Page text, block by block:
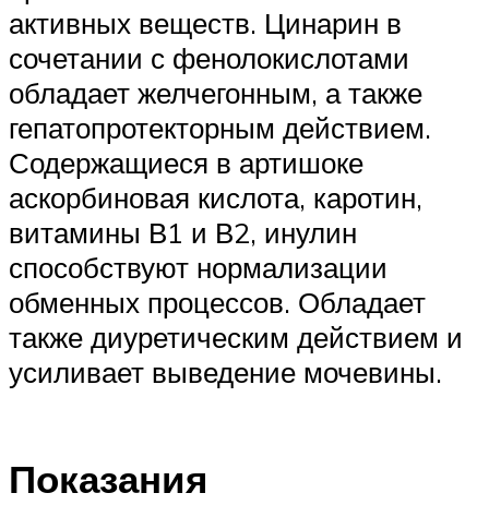
активных веществ. Цинарин в
сочетании с фенолокислотами
обладает желчегонным, а также
гепатопротекторным действием.
Содержащиеся в артишоке
аскорбиновая кислота, каротин,
витамины В1 и В2, инулин
способствуют нормализации
обменных процессов. Обладает
также диуретическим действием и
усиливает выведение мочевины.
Показания